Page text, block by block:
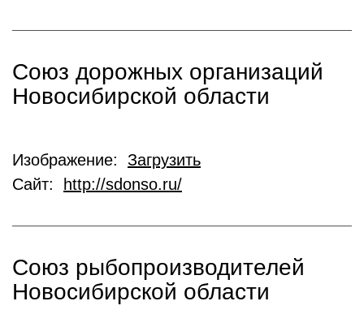
Союз дорожных организаций
Новосибирской области
Изображение: Загрузить
Сайт:
http://sdonso.ru/
Союз рыбопроизводителей
Новосибирской области